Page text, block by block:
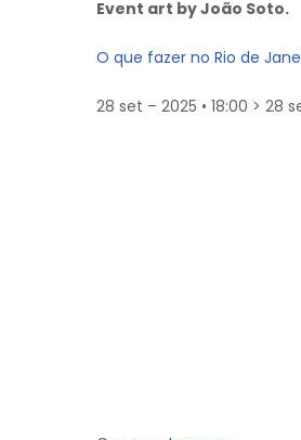
Event art by João Soto.
O que fazer no Rio de
28 set – 2025 • 18:00 > 28